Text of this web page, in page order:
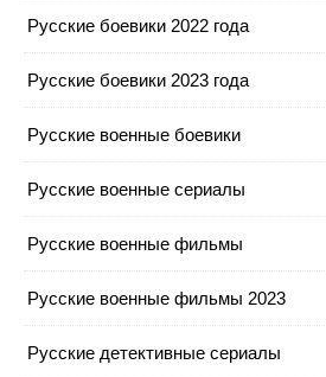
Русские боевики 2022 года
Русские боевики 2023 года
Русские военные боевики
Русские военные сериалы
Русские военные фильмы
Русские военные фильмы 2023
Русские детективные сериалы